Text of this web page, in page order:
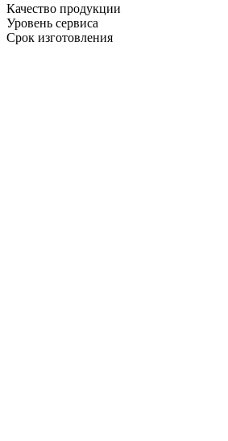
Качество продукции
Уровень сервиса
Срок изготовления